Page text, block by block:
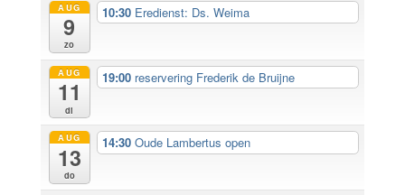
AUG
9
zo
10:30 Eredienst: Ds. Weima
AUG
11
di
19:00 reservering Frederik de Bruijne
AUG
13
do
14:30Oude Lambertus open